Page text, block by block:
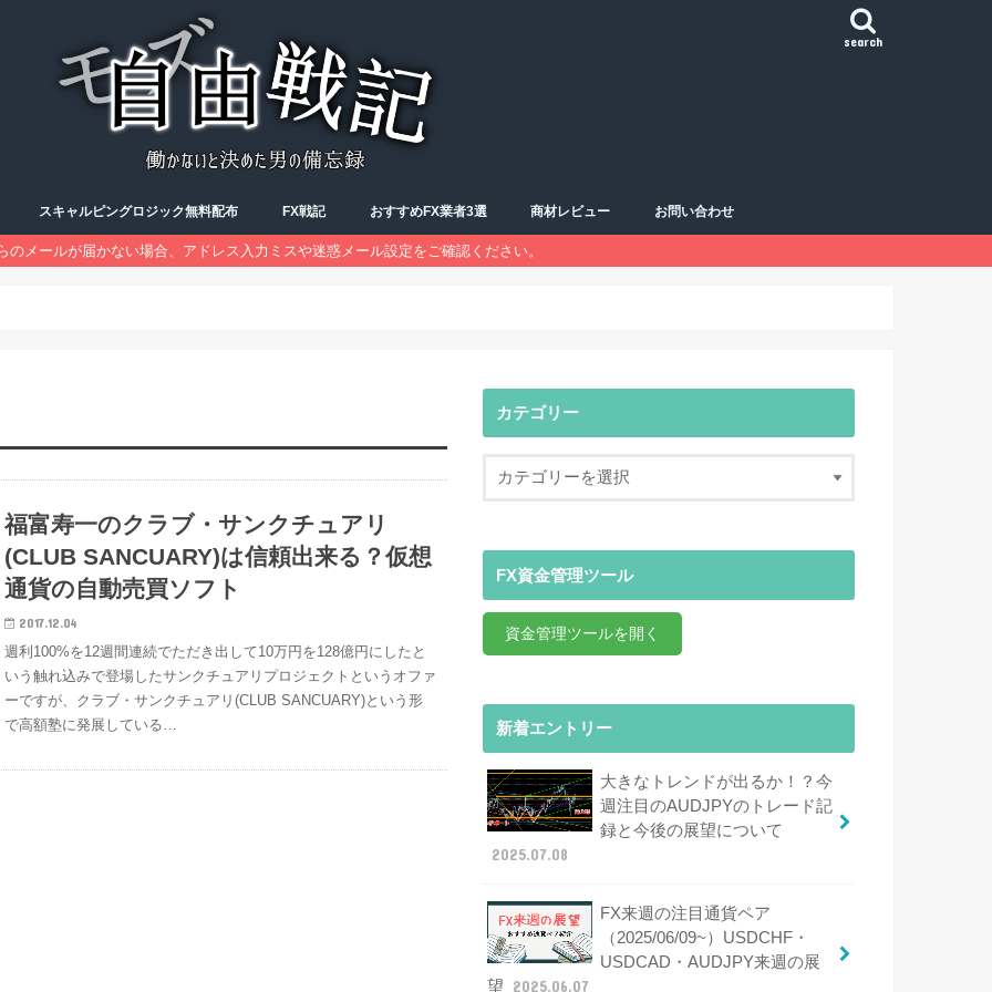
search
スキャルピングロジック無料配布 FX戦記
FX勉強会
トレード記録
予習復習
おすすめFX業者3選 商材レビュー
おすすめ商材一覧
Sランク
Aランク
Bランク
Cランク
Dランク
お問い合わせ
のメールが届かない場合、アドレス入力ミスや迷惑メール設定をご確認ください。
福富寿一のクラブ・サンクチュアリ
(CLUB SANCUARY)は信頼出来る？仮想
通貨の自動売買ソフト
2017.12.04
週利100%を12週間連続でただき出して10万円を128億円にしたと
いう触れ込みで登場したサンクチュアリプロジェクトというオファ
ーですが、クラブ・サンクチュアリ(CLUB SANCUARY)という形
で高額塾に発展している…
カテゴリー
FX資金管理ツール
資金管理ツールを開く
新着エントリー
大きなトレンドが出るか！？今
週注目のAUDJPYのトレード記
録と今後の展望について
2025.07.08
FX来週の注目通貨ペア
（2025/06/09~）USDCHF・
USDCAD・AUDJPY来週の展
望
2025.06.07